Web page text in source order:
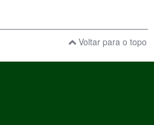
Voltar para o topo